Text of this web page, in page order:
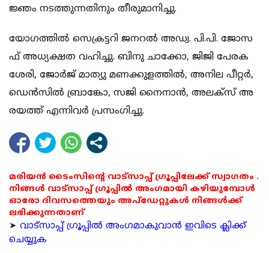
ജ്ഞം ന​ട​ത്തു​ന്ന​തി​നും തീ​രു​മാ​നി​ച്ചു.
യോ​ഗ​ത്തി​ൽ സെ​ക്ര​ട്ട​റി ജ​ന​റ​ൽ അ​ഡ്വ. പി.​പി. ജോ​സ​
ഫ് അ​ധ്യ​ക്ഷ​ത വ​ഹി​ച്ചു. ബി​നു ചാ​ക്കോ, ജി​ജി പേ​ര​ക​
ശേ​രി, ജോ​ർ​ജ് മാ​ത്യു മ​ണ​ക്കു​ള​ത്തി​ൽ, അ​നി​ല പീ​റ്റ​ർ,
ഡെ​ൻ​സി​ൽ ബ്രാ​ങ്കോ, സ​ജി നൈ​നാ​ൻ, അ​ല​ക്സ് അ​
ര​യ​ത്ത് എ​ന്നി​വ​ർ പ്ര​സം​ഗി​ച്ചു.
മരിയൻ ടൈംസിന്റെ വാട്സാപ്പ് ഗ്രൂപ്പിലേക്ക് സ്വാഗതം .
നിങ്ങൾ വാട്സാപ്പ് ഗ്രൂപ്പിൽ അംഗമായി കഴിയുമ്പോൾ
ഓരോ ദിവസത്തെയും അപ്ഡേറ്റുകൾ നിങ്ങൾക്ക്
ലഭിക്കുന്നതാണ്
➤ വാട്സാപ്പ് ഗ്രൂപ്പിൽ അംഗമാകുവാൻ ഇവിടെ ക്ലിക്ക്
ചെയ്യുക